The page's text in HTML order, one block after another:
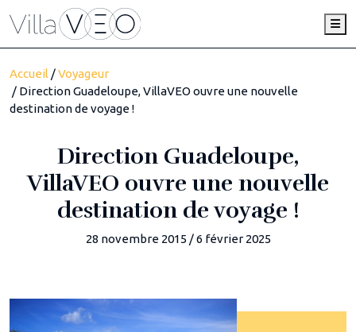
Accueil /Voyageur
/ Direction Guadeloupe, VillaVEO ouvre une nouvelle
destination de voyage !
Direction Guadeloupe,
VillaVEO ouvre une nouvelle
destination de voyage !
28 novembre 2015 / 6 février 2025